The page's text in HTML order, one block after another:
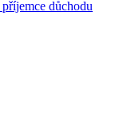
důchodu